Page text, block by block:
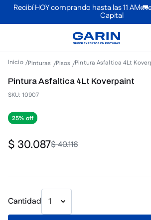
Recibí HOY comprando hasta las 11
Capital
Pinturas Pisos Pintura Asfaltica 4Lt
Pintura Asfaltica 4Lt Koverpaint
SKU: 10907
25%
$40.116
$ 30.087
Cantidad 1